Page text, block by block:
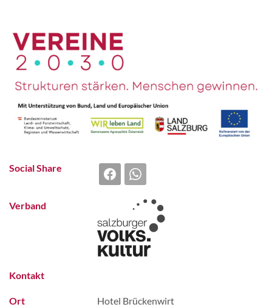
Social Share
Verband
Kontakt
Ort
Hotel Brückenwirt